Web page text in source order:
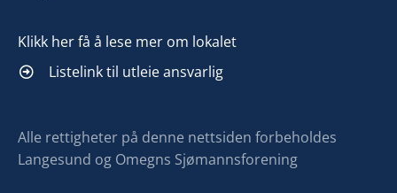
Klikk her få å lese mer om lokalet
Listelink til utleie ansvarlig
Alle rettigheter på denne nettsiden forbeholdes
Langesund og Omegns Sjømannsforening